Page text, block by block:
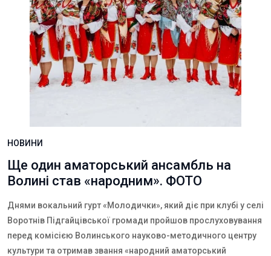
НОВИНИ
Ще один аматорський ансамбль на
Волині став «народним». ФОТО
Днями вокальний гурт«Молодички», який діє при клубі у селі
Воротнів Підгайцівської громади пройшов прослуховування
перед комісією Волинського науково-методичного центру
культури та отримав звання «народний аматорський